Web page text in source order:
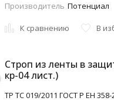
Производитель Потенциал
К сравнению В
Строп из ленты в
кр-04 лист.)
ТР ТС 019/2011 ГОСТ Р ЕН 358-